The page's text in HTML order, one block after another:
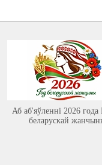
Аб аб'яўленні 2026 года
беларускай